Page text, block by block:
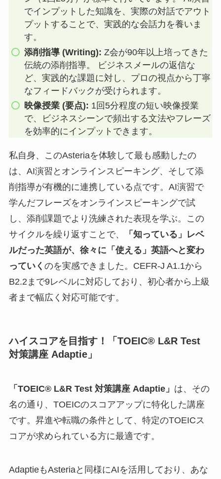
でインプットした知識を、実際の対話でアウト
プットすることで、実践的な会話力を養いま
す。
添削指導 (Writing): Z会が90年以上培ってきた
伝統の添削指導。 ビジネスメールの返信な
ど、実践的な課題に対し、プロの視点から丁寧
なフィードバックが受けられます。
映像授業 (要点): 1回5分程度の短い映像授業
で、ビジネスシーンで頻出する文法やフレーズ
を効率的にインプットできます。
私自身、このAsteriaを体験して最も感動したの
は、AI演習とオンラインスピーキング、そして添
削指導が有機的に連携している点です。AI演習で
学んだフレーズをオンラインスピーキングで試
し、添削課題でより洗練された表現を学ぶ。この
サイクルを繰り返すことで、
「知っている」レベ
ルだった英語が、徐々に「使える」英語へと変わ
っていく のを実感できました。CEFR-J A1.1から
B2.2まで9レベルに対応しており、初心者から上級
者まで幅広く対応可能です。
ハイスコアを目指す！「TOEIC® L&R Test
対策講座 Adaptie」
「TOEIC® L&R Test 対策講座 Adaptie」 は、その
名の通り、TOEICのスコアアップに特化した講座
です。昇進や転職の条件として、特定のTOEICス
コアが求められている方に最適です。
AdaptieもAsteriaと同様にAIを活用しており、あな